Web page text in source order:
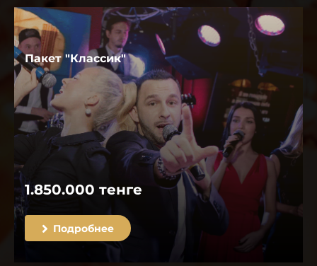
Пакет "Классик"
1.850.000 тенге
Подробнее